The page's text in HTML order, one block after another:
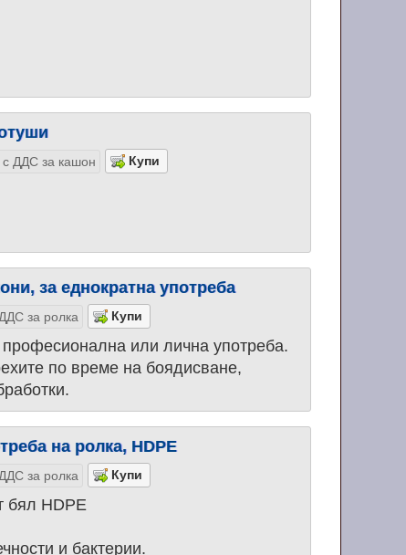
с ДДС за кашон
за еднократна употреба
за ролка
или лична употреба.
по време на боядисване,
на ролка, HDPE
за ролка
бял HDPE
и бактерии.